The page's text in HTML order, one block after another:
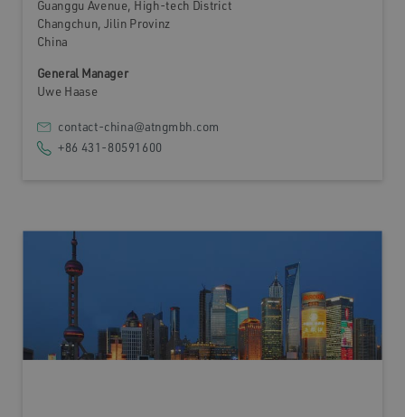
Guanggu Avenue, High-tech District
Changchun, Jilin Provinz
China
General Manager
Uwe Haase
contact-china@atngmbh.com
+86 431-80591600